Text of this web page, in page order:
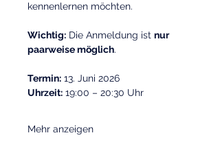
kennenlernen möchten.
Wichtig: Die Anmeldung ist nur
paarweise möglich.
Termin: 13. Juni 2026
Uhrzeit: 19:00 – 20:30 Uhr
Mehr anzeigen